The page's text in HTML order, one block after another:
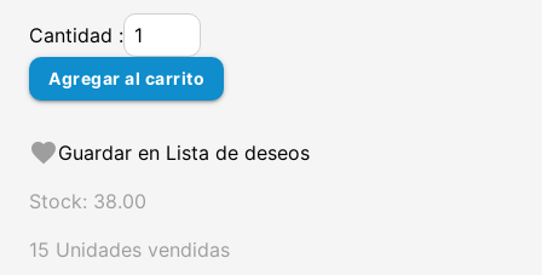
Cantidad :
Agregar al carrito
favoriteGuardar en Lista de deseos
Stock: 38.00
15 Unidades vendidas